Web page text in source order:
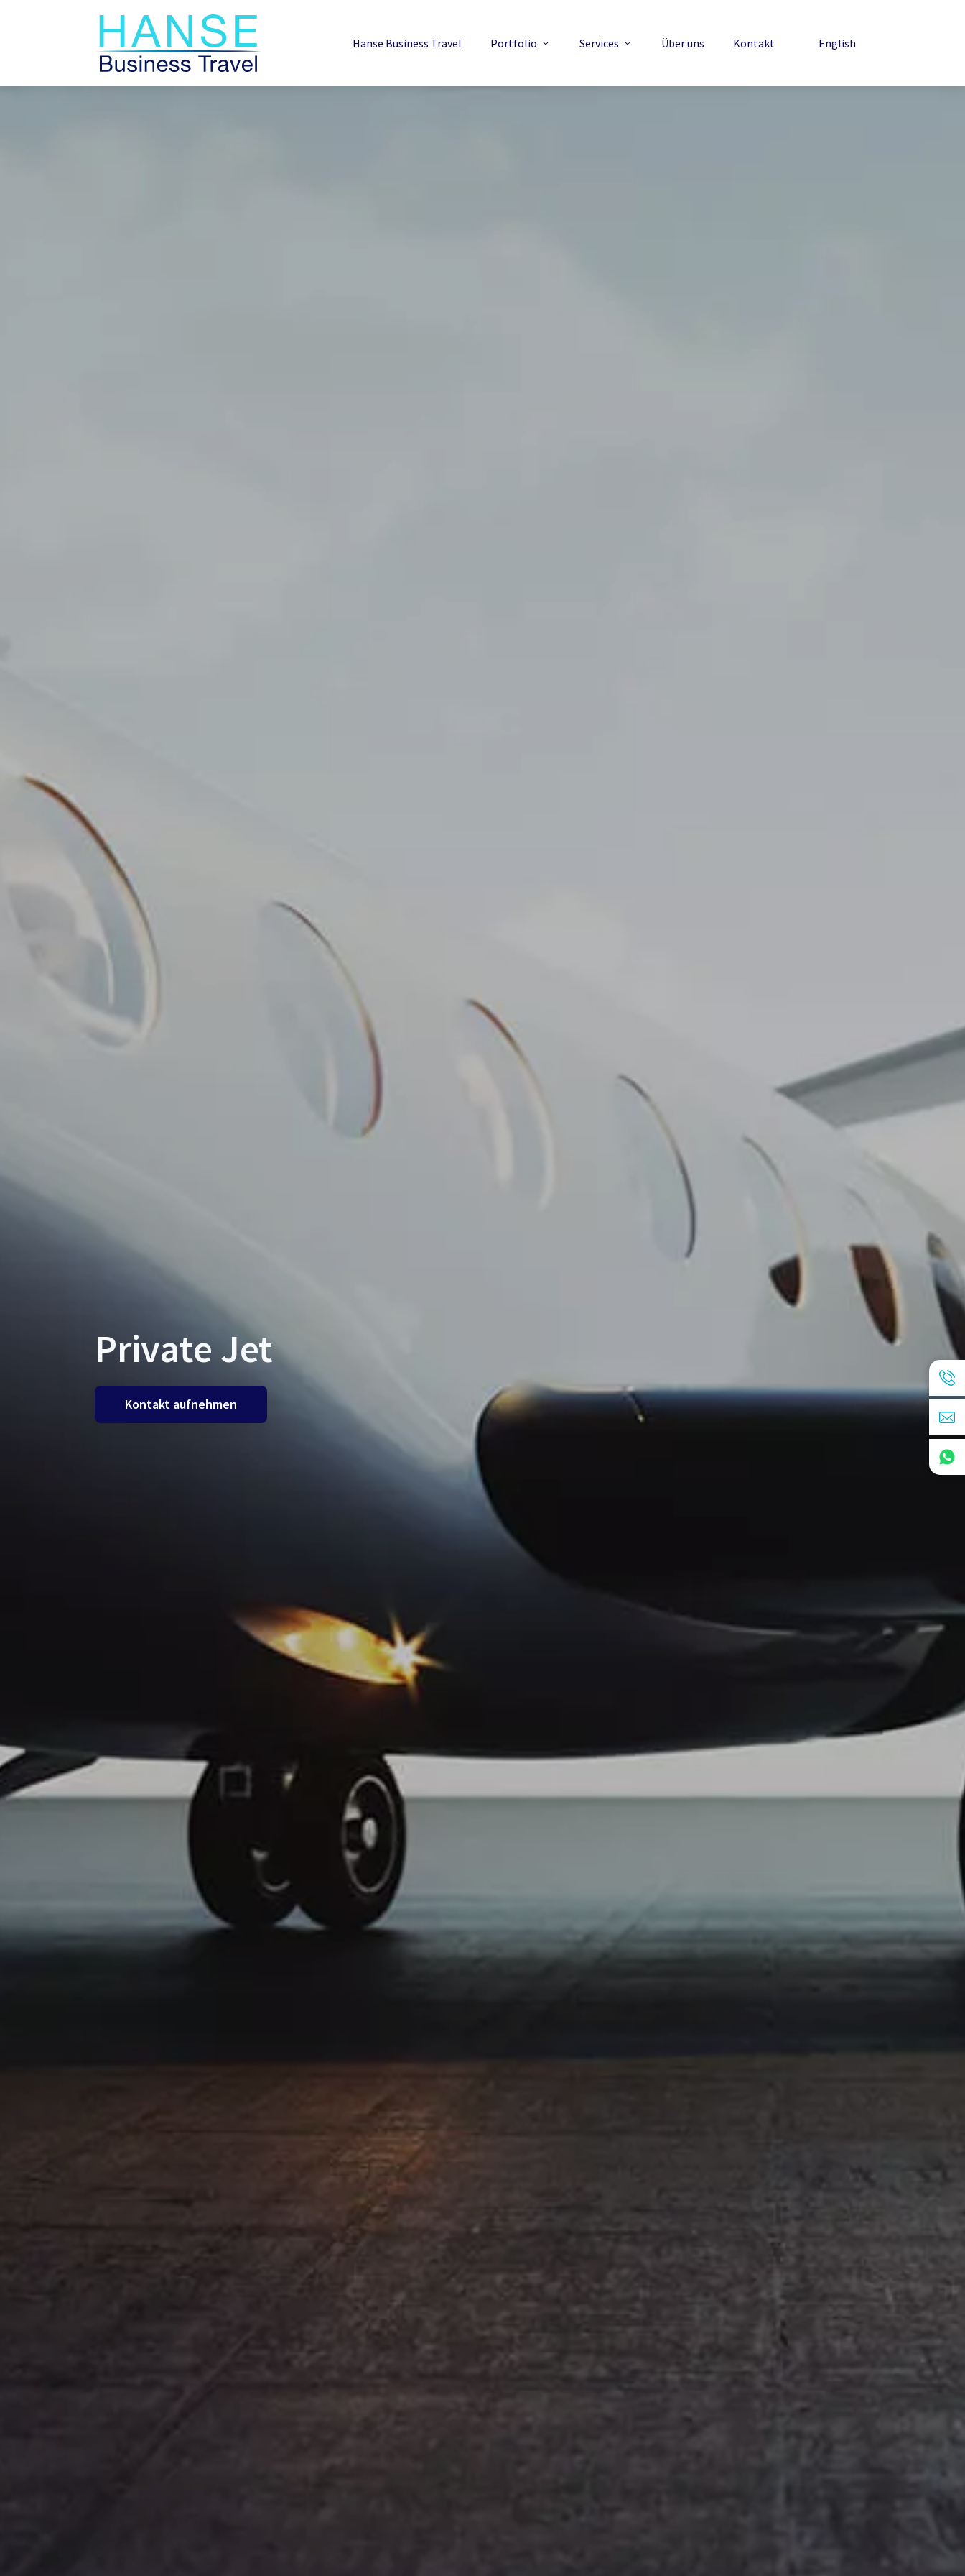
Hanse Business Travel Portfolio Services Über uns Kontakt English
Private Jet
Kontakt aufnehmen